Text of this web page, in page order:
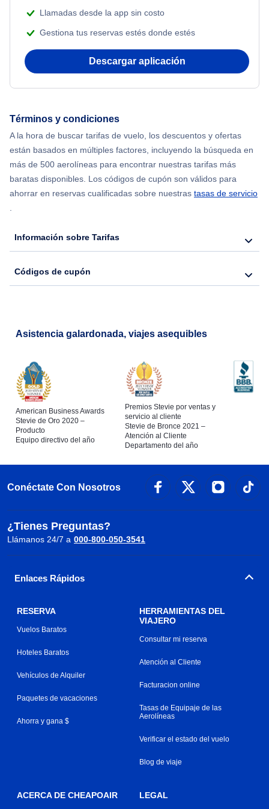
Flights from Nueva York to Atenas
Flights from Shanghai to Nueva York
Flights from Delhi to Nueva York
Flights from Chicago to Delhi
Flights from Nueva York to Seúl
Flights from Nueva York to Barcelona
Beach Vacations
Llamadas desde la app sin costo
Gestiona tus reservas estés donde estés
Descargar aplicación
Términos y condiciones
A la hora de buscar tarifas de vuelo, los descuentos y ofertas
están basados en múltiples factores, incluyendo la búsqueda en
más de 500 aerolíneas para encontrar nuestras tarifas más
baratas disponibles. Los códigos de cupón son válidos para
ahorrar en reservas cualificadas sobre nuestras tasas de servicio
.
Información sobre Tarifas
Códigos de cupón
Asistencia galardonada, viajes asequibles
American Business Awards
Stevie de Oro 2020 –
Producto
Equipo directivo del año
Premios Stevie por ventas y
servicio al cliente
Stevie de Bronce 2021 –
Atención al Cliente
Departamento del año
Conéctate Con Nosotros
¿Tienes Preguntas?
Llámanos 24/7 a 000-800-050-3541
Enlaces Rápidos
RESERVA
Vuelos Baratos
Hoteles Baratos
Vehículos de Alquiler
Paquetes de vacaciones
Ahorra y gana $
HERRAMIENTAS DEL
VIAJERO
Consultar mi reserva
Atención al Cliente
Facturacion online
Tasas de Equipaje de las
Aerolíneas
Verificar el estado del vuelo
Blog de viaje
ACERCA DE CHEAPOAIR LEGAL